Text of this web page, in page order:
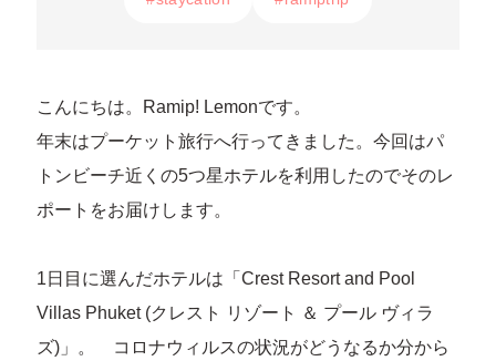
こんにちは。Ramip! Lemonです。
年末はプーケット旅行へ行ってきました。今回はパ
トンビーチ近くの5つ星ホテルを利用したのでそのレ
ポートをお届けします。
1日目に選んだホテルは「Crest Resort and Pool
Villas Phuket (クレスト リゾート ＆ プール ヴィラ
ズ)」。 コロナウィルスの状況がどうなるか分から